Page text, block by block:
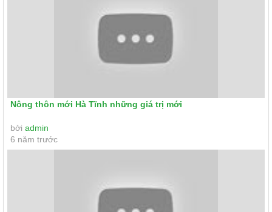
Nông thôn mới Hà Tĩnh những giá trị mới
bởi admin
6 năm trước